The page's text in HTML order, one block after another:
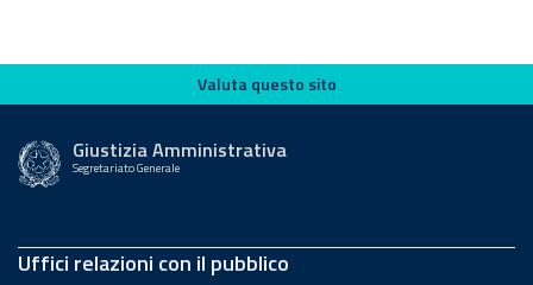
Valuta questo sito
Valuta questo sito
Giustizia Amministrativa
Segretariato Generale
Uffici relazioni con il pubblico